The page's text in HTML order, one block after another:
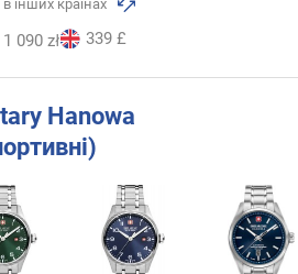
інших країнах
1 090 zł 339 £
Hanowa